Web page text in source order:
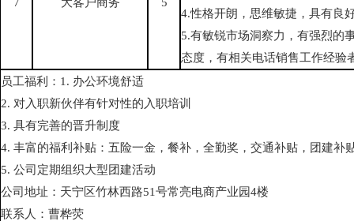
4.性格开朗，思维敏捷，具有良
5.有敏锐市场洞察力，有强烈的
态度，有相关电话销售工作经验
员工福利：1. 办公环境舒适
2. 对入职新伙伴有针对性的入职培训
3. 具有完善的晋升制度
4. 丰富的福利补贴：五险一金，餐补，全勤奖，交通补贴，团建补
5. 公司定期组织大型团建活动
公司地址：天宁区竹林西路51号常亮电商产业园4楼
联系人：曹桦荧